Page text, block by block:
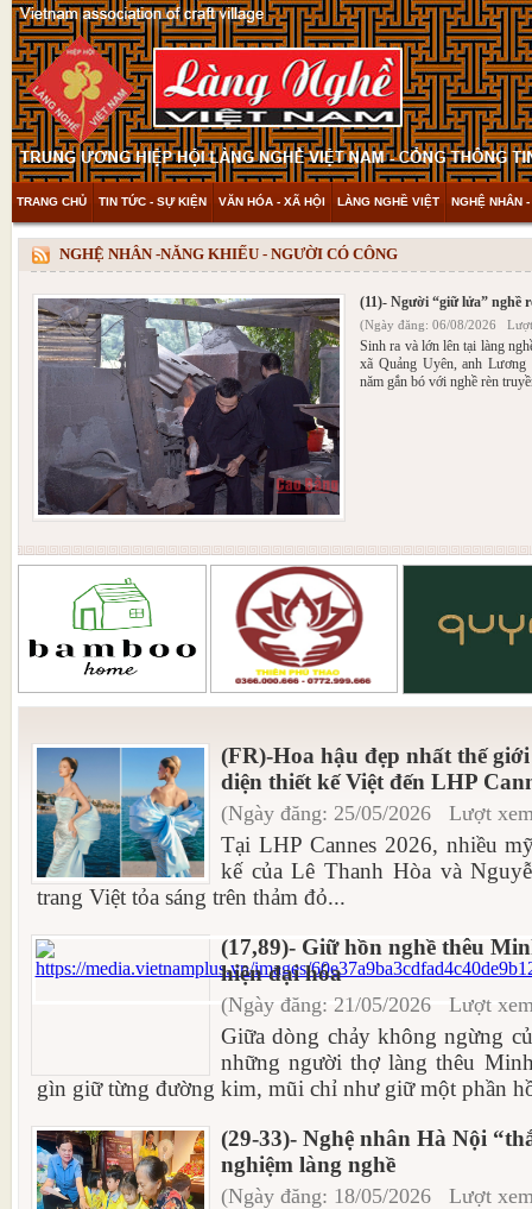
TRANG CHỦ TIN TỨC - SỰ KIỆN VĂN HÓA - XÃ HỘI LÀNG NGHỀ VIỆT NGHỆ NHÂN
THAM KHẢO & KHÁM PHÁ VIDEO
NGHỆ NHÂN -NĂNG KHIẾU - NGƯỜI CÓ CÔNG
(11)- Người “giữ lửa” nghề
(Ngày đăng: 06/08/2026
Sinh ra và lớn lên tại làng
xã Quảng Uyên, anh
năm gắn bó với nghề rèn
(FR)-Hoa hậu đẹp nhất thế
diện thiết kế Việt đến LHP
(Ngày đăng: 25/05/2026 Lượt
Tại LHP Cannes 2026, nhiều
kế của Lê Thanh Hòa và
trang Việt tỏa sáng trên thảm đỏ...
(17,89)- Giữ hồn nghề thêu
hiện đại hóa
(Ngày đăng: 21/05/2026 Lượt
Giữa dòng chảy không ngừng
những người thợ làng thêu
gìn giữ từng đường kim, mũi chỉ như giữ một phần
(29-33)- Nghệ nhân Hà Nội
nghiệm làng nghề
(Ngày đăng: 18/05/2026 Lượt